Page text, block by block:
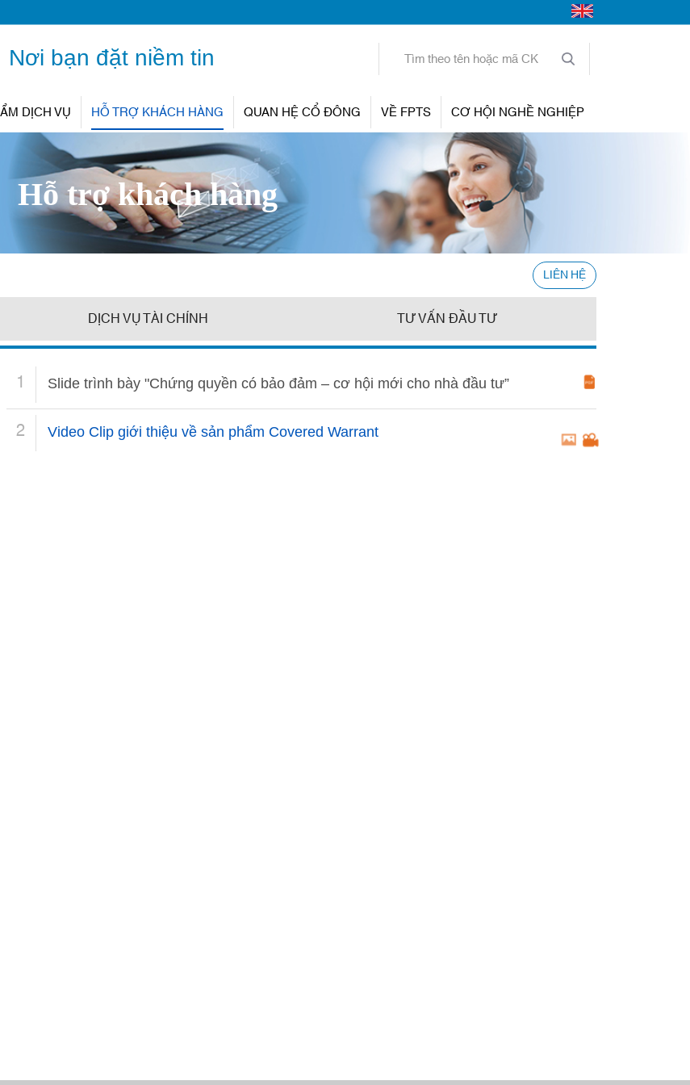
Nơi bạn đặt niềm tin
DỊCH VỤ HỖ TRỢ KHÁCH HÀNG QUAN HỆ CỔ ĐÔNG VỀ FPTS CƠ HỘI NGHỀ NGHIỆP
Hỗ trợ khách hàng
LIÊN HỆ
DỊCH VỤ TÀI CHÍNH TƯ VẤN ĐẦU TƯ
1 Slide trình bày "Chứng quyền có bảo đảm – cơ hội mới cho nhà đầu tư”
2 Video Clip giới thiệu về sản phẩm Covered Warrant